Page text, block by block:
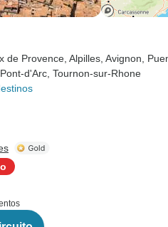
de Provence , Alpilles , Avignon ,
Pont-d'Arc , Tournon-sur-Rhone